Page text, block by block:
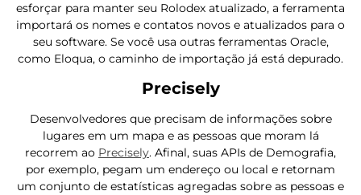
esforçar para manter seu Rolodex atualizado, a ferramenta
importará os nomes e contatos novos e atualizados para o
seu software. Se você usa outras ferramentas Oracle,
como Eloqua, o caminho de importação já está depurado.
Precisely
Desenvolvedores que precisam de informações sobre
lugares em um mapa e as pessoas que moram lá
recorrem ao Precisely. Afinal, suas APIs de Demografia,
por exemplo, pegam um endereço ou local e retornam
um conjunto de estatísticas agregadas sobre as pessoas e